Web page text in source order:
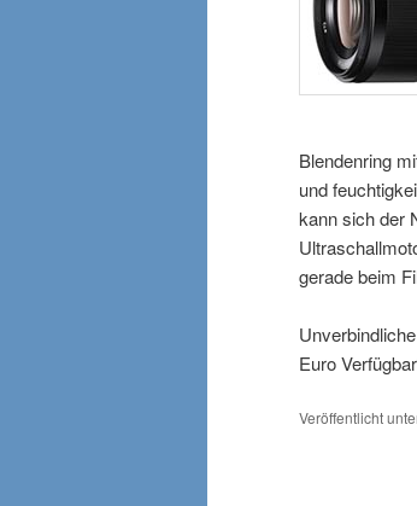
Blendenring
und
kann sich der
gerade beim
Euro
Veröffentlicht